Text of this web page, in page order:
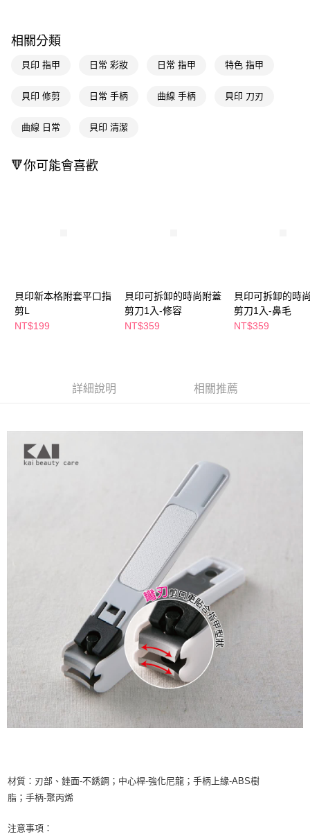
AFTEE先享後付
【關於「AFTEE先享後付」】
便利好安心！
２．便利：只要手機號碼，簡訊認證，即可結帳。
３．安心：先確認商品／服務後，再付款。
【「AFTEE先享後付」結帳流程】
１．於結帳方式選擇「AFTEE先享後付」後，將跳轉至「AFTEE先享後付」
客戶支援中心」https://netprotections.freshdesk.com/support/home
【注意事項】
https://aftee.tw/terms/#terms3
３．未成年的使用者請事先徵得法定代理人或監護人之同意方可使用
４．使用「AFTEE先享後付」時，將依據個別帳號之用戶狀況，依本公司即
時審查核予不同之上限額度；若仍有額度不足之情形，本公司將視審查結果
請求用戶進行身份認證。
５．嚴禁一人註冊多個帳號或使用他人資訊註冊。若發現惡意使用之情形，
恩沛科技股份有限公司將有權停止該用戶之使用額度並採取法律行動。
每筆NT$65，滿NT$390(含以上)免運費
每筆NT$65，滿NT$490(含以上)免運費
7-11取貨付款
付款後寶雅門市自取(由倉庫統一出貨)
每筆NT$80，滿NT$290(含以上)免運費
相關分類
貝印 指甲 日常 彩妝 日常 指甲 特色 指甲
貝印 修剪 日常 手柄 曲線 手柄 貝印 刀刃
曲線 日常 貝印 清潔
🔻你可能會喜歡
貝印新本格附套平口指
剪L
NT$199
貝印可拆卸的時尚附蓋
剪刀1入-修容
NT$359
貝印可拆卸的時
剪刀1入-鼻毛
NT$359
詳細說明 相關推薦
材質：刃部、銼面-不銹鋼；中心桿-強化尼龍；手柄上緣-ABS樹
脂；手柄-聚丙烯
注意事項：